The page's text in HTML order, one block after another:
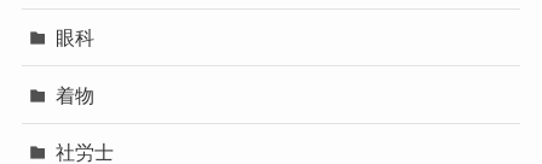
眼科
着物
社労士